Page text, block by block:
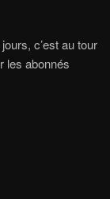
c’est au tour
les abonnés